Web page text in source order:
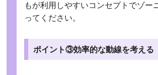
もが利用しやすいコンセプトでゾー
ってください。
ポイント③効率的な動線を考える